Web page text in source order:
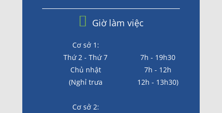
Giờ làm việc
Cơ sở 1:
Thứ 2 - Thứ 7
7h - 19h30
Chủ nhật
7h - 12h
(Nghỉ trưa
12h - 13h30)
Cơ sở 2: